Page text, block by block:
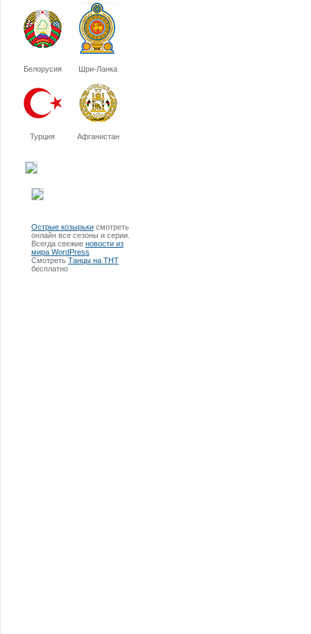
Белорусия Шри-Ланка
Турция Афганистан
Острые козырьки смотреть
онлайн все сезоны и серии.
Всегда свежие новости из
мира WordPress
Смотреть Танцы на ТНТ
бесплатно